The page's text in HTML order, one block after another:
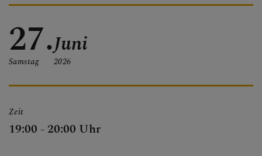
PFARRBRIEF
PFARRKIRCHE
PFARRTEAM
27.
Samstag
Juni
2026
Zeit
19:00 - 20:00 Uhr